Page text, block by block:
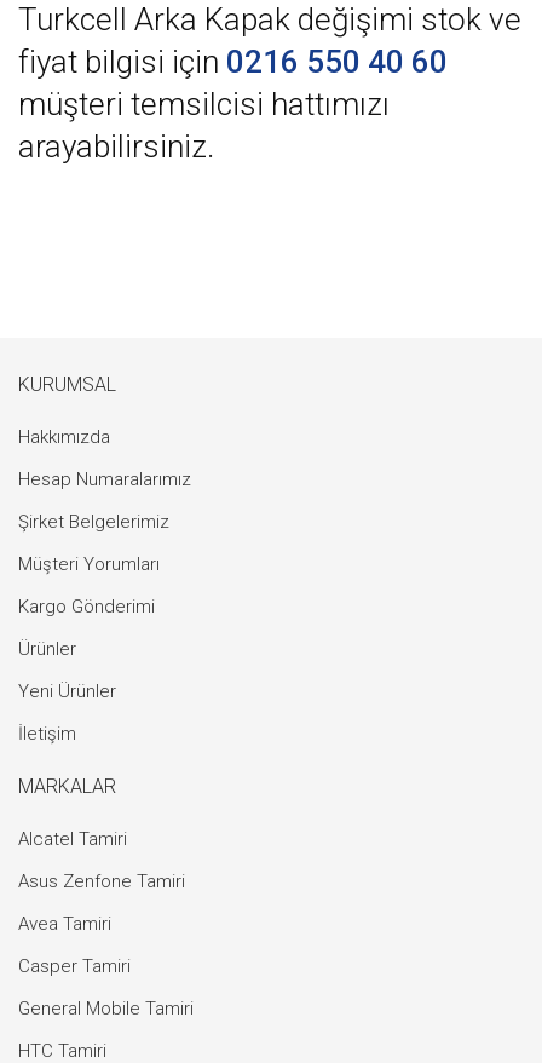
Turkcell Arka Kapak değişimi stok ve
fiyat bilgisi için 0216 550 40 60
müşteri temsilcisi hattımızı
arayabilirsiniz.
KURUMSAL
Hakkımızda
Hesap Numaralarımız
Şirket Belgelerimiz
Müşteri Yorumları
Kargo Gönderimi
Ürünler
Yeni Ürünler
İletişim
MARKALAR
Alcatel Tamiri
Asus Zenfone Tamiri
Avea Tamiri
Casper Tamiri
General Mobile Tamiri
HTC Tamiri